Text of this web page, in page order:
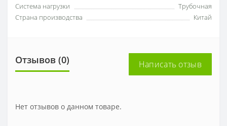
Система нагрузки
Трубочная
Страна производства
Китай
Отзывов (0) Написать отзыв
Нет отзывов о данном товаре.